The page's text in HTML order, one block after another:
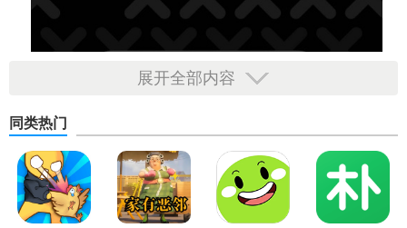
展开全部内容
同类热门